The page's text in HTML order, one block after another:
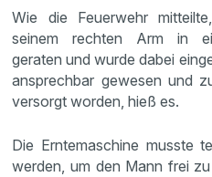
Wie die Feuerwehr
seinem rechten Arm in
geraten und wurde dabei
ansprechbar gewesen und
versorgt worden, hieß es.
Die Erntemaschine musste
werden, um den Mann frei